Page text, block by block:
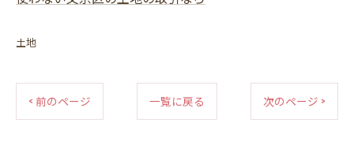
土地
< 前のページ 一覧に戻る 次のページ >